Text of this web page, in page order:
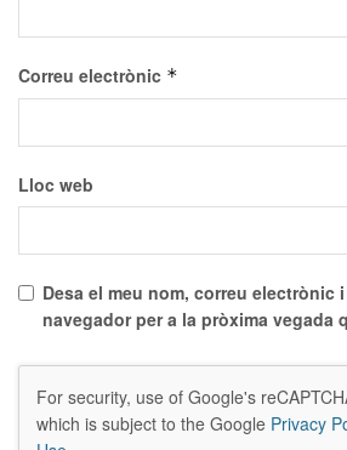
Correu electrònic *
Lloc web
Desa el meu nom, correu electrònic
navegador per a la pròxima vegada
For security, use of Google's
which is subject to the Google Privacy